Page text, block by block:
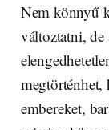
Nem könnyű
változtatni, de
megtörténhet,
embereket,